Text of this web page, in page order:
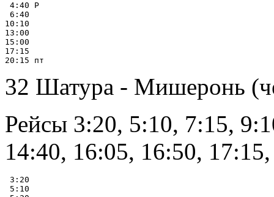
4:40 Р
6:40
10:10
13:00
15:00
17:15
32 Шатура - Мишеронь
Рейсы 3:20, 5:10, 7:15,
14:40, 16:05, 16:50,
3:20
5:10